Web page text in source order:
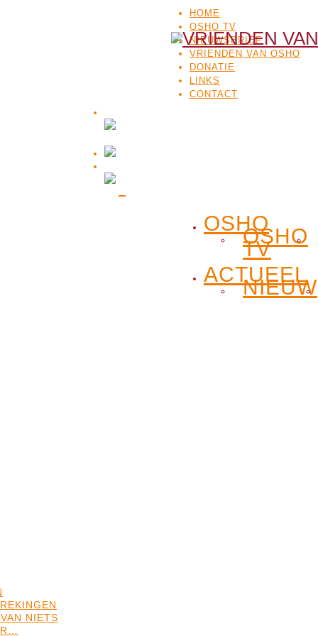
HOME
OSHO TV
NIEUWSBRIEF
VRIENDEN VAN OSHO
DONATIE
LINKS
CONTACT
OSHO
OSHO
TV
ACTUEEL
NIEUW
NIETS